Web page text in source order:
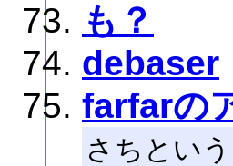
も？
debaser
farfarの
さちとい